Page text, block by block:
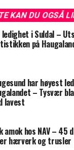
KAN DU OGSÅ
ledighet i Suldal –
på
har høyest
– Tysvær
lavest
amok hos NAV – 45
hærverk og trusler